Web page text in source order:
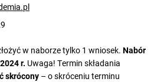
w naborze tylko 1 wniosek. Nabór
r. Uwaga! Termin składania
skrócony – o skróceniu terminu